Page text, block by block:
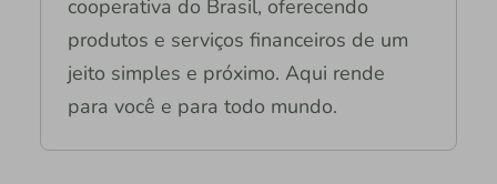
cooperativa do Brasil, oferecendo
produtos e serviços financeiros de um
jeito simples e próximo. Aqui rende
para você e para todo mundo.